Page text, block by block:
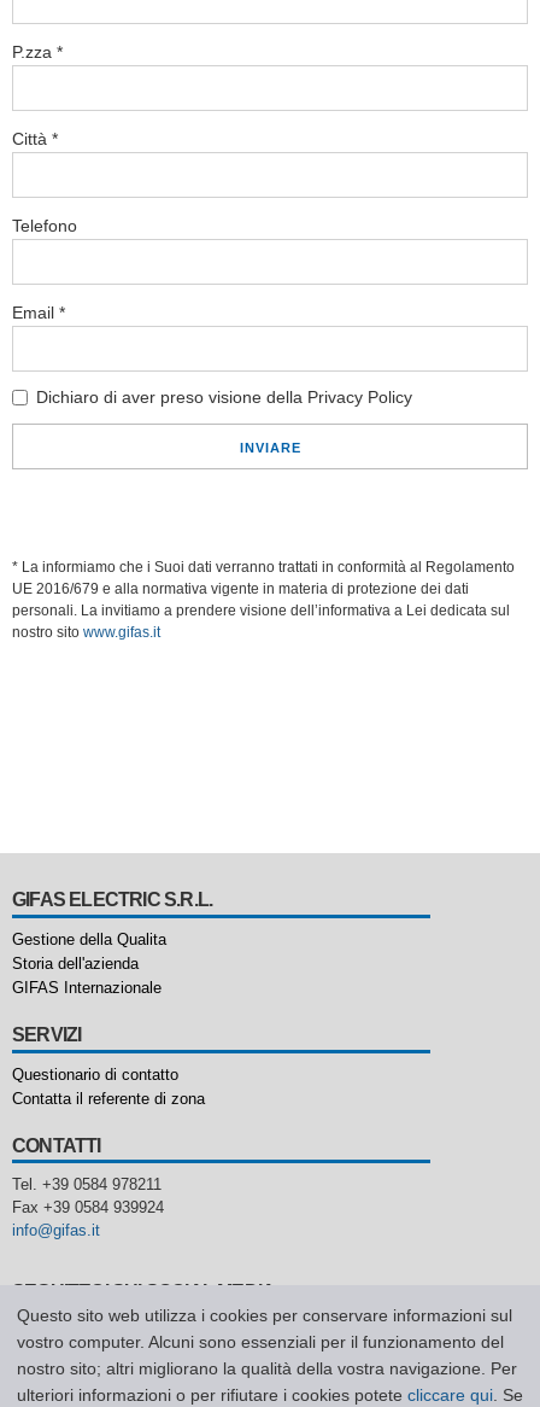
P.zza
Città
Telefono
Email
Dichiaro di aver preso visione della Privacy Policy
INVIARE
* La informiamo che i Suoi dati verranno trattati in conformità al Regolamento
UE 2016/679 e alla normativa vigente in materia di protezione dei dati
personali. La invitiamo a prendere visione dell’informativa a Lei dedicata sul
nostro sito www.gifas.it
GIFAS ELECTRIC S.R.L.
Gestione della Qualita
Storia dell'azienda
GIFAS Internazionale
SERVIZI
Questionario di contatto
Contatta il referente di zona
CONTATTI
Tel. +39 0584 978211
Fax +39 0584 939924
info@gifas.it
SEGUITECI SUI SOCIAL MEDIA
Home Richiesta di contatto Sitemap Privacy Policy CGV
Questo sito web utilizza i cookies per conservare informazioni sul
vostro computer. Alcuni sono essenziali per il funzionamento del
nostro sito; altri migliorano la qualità della vostra navigazione. Per
ulteriori informazioni o per rifiutare i cookies potete cliccare qui . Se